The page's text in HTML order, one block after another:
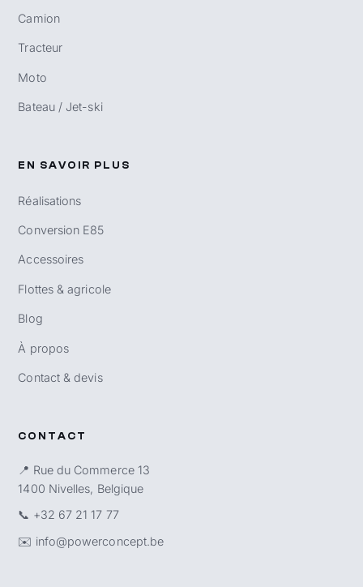
Camion
Tracteur
Moto
Bateau / Jet-ski
EN SAVOIR PLUS
Réalisations
Conversion E85
Accessoires
Flottes & agricole
Blog
À propos
Contact & devis
CONTACT
📍 Rue du Commerce 13
1400 Nivelles, Belgique
📞 +32 67 21 17 77
✉️ info@powerconcept.be